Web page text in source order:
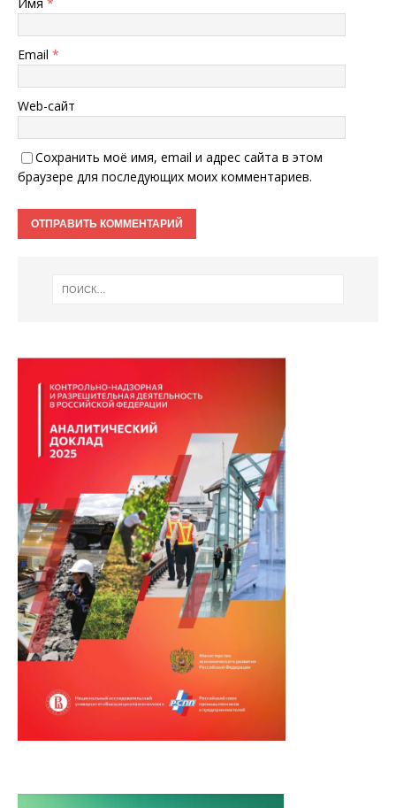
Email *
Web-сайт
Сохранить моё имя, email и адрес сайта в этом
браузере для последующих моих комментариев.